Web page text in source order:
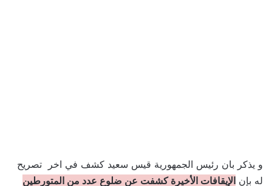
و يذكر بان رئيس الجمهورية قيس سعيد كشف في اخر تصريح
له بإن الإيقافات الأخيرة كشفت عن ضلوع عدد من المتورطين